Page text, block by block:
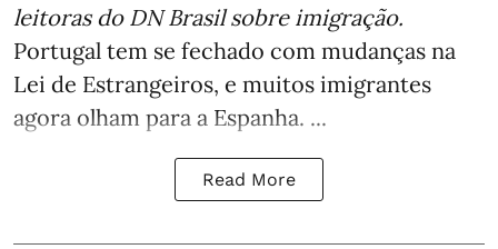
leitoras do DN Brasil sobre imigração.
Portugal tem se fechado com mudanças na
Lei de Estrangeiros, e muitos imigrantes
agora olham para a Espanha. ...
Read More